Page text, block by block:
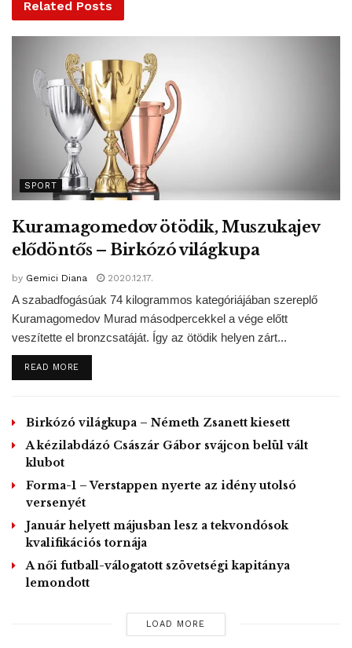
Related Posts
SPORT
Kuramagomedov ötödik, Muszukajev
elődöntős – Birkózó világkupa
by Gemici Diana 2020.12.17.
A szabadfogásúak 74 kilogrammos kategóriájában szereplő
Kuramagomedov Murad másodpercekkel a vége előtt
veszítette el bronzcsatáját. Így az ötödik helyen zárt...
READ MOREDETAILS
Birkózó világkupa – Németh Zsanett kiesett
A kézilabdázó Császár Gábor svájcon belül vált
klubot
Forma-1 – Verstappen nyerte az idény utolsó
versenyét
Január helyett májusban lesz a tekvondósok
kvalifikációs tornája
A női futball-válogatott szövetségi kapitánya
lemondott
LOAD MORE